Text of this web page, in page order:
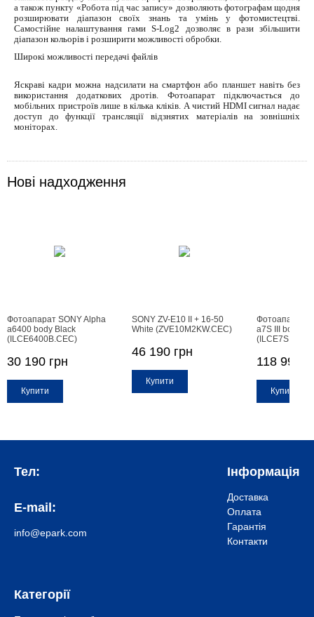
а також пункту «Робота під час запису» дозволяють фотографам щодня
розширювати діапазон своїх знань та умінь у фотомистецтві.
Самостійне налаштування гами S-Log2 дозволяє в рази збільшити
діапазон кольорів і розширити можливості обробки.
Широкі можливості передачі файлів
Яскраві кадри можна надсилати на смартфон або планшет навіть без
використання додаткових дротів. Фотоапарат підключається до
мобільних пристроїв лише в кілька кліків. А чистий HDMI сигнал надає
доступ до функції трансляції відзнятих матеріалів на зовнішніх
моніторах.
Нові надходження
Фотоапарат SONY Alpha
a6400 body Black
(ILCE6400B.CEC)
30 190 грн
Купити
SONY ZV-E10 II + 16-50
White (ZVE10M2KW.CEC)
46 190 грн
Купити
Фотоапарат
a7S III body
118 990
Купити
Тел:
E-mail:
info@epark.com
Інформація
Доставка
Оплата
Гарантія
Контакти
Категорії